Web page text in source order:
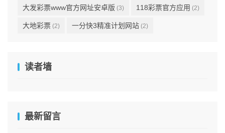
大发彩票www官方网址安卓版 (3) 118彩票官方应用 (2)
大地彩票 (2) 一分快3精准计划网站 (2)
读者墙
最新留言